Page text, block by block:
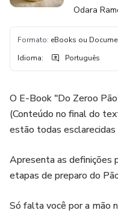
Odara
Formato: eBooks ou
Idioma: Português
O E-Book "Do Zeroo
(Conteúdo no final do
estão todas
Apresenta as definições
etapas de preparo do
Só falta você por a mão